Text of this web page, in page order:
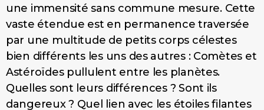
une immensité sans commune mesure. Cette
vaste étendue est en permanence traversée
par une multitude de petits corps célestes
bien différents les uns des autres : Comètes et
Astéroïdes pullulent entre les planètes.
Quelles sont leurs différences ? Sont ils
dangereux ? Quel lien avec les étoiles filantes